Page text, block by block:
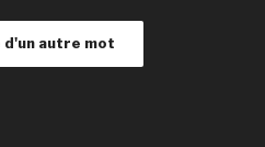
autre mot